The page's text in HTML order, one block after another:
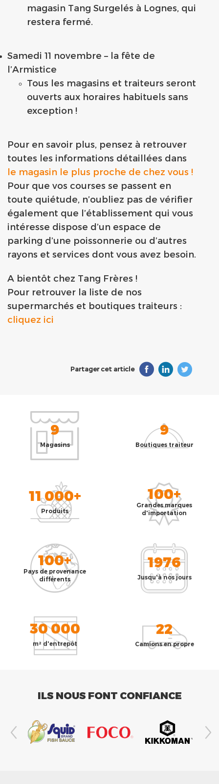
magasin Tang Surgelés à Lognes, qui
restera fermé.
Samedi 11 novembre – la fête de
l’Armistice
Tous les magasins et traiteurs seront
ouverts aux horaires habituels sans
exception !
Pour en savoir plus, pensez à retrouver
toutes les informations détaillées dans
le magasin le plus proche de chez vous !
Pour que vos courses se passent en
toute quiétude, n’oubliez pas de vérifier
également que l’établissement qui vous
intéresse dispose d’un espace de
parking d’une poissonnerie ou d’autres
rayons et services dont vous avez besoin.
A bientôt chez Tang Frères !
Pour retrouver la liste de nos
supermarchés et boutiques traiteurs :
cliquez ici
Partager cet article
9
Magasins
9
Boutiques traiteur
11 000+
Produits
100+
Grandes marques
d'importation
100+
Pays de provenance
différents
1976
Jusqu'à nos jours
30 000
m² d'entrepôt
22
Camions en propre
ILS NOUS FONT CONFIANCE